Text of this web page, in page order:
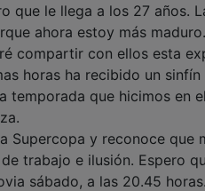
le llega a los 27 años.
ahora estoy más
compartir con ellos esta
horas ha recibido un
temporada que hicimos en
Supercopa y reconoce que
trabajo e ilusión. Espero
sábado, a las 20.45 horas.